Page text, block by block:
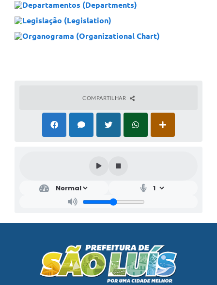
Departamentos (Departments)
Legislação (Legislation)
Organograma (Organizational Chart)
COMPARTILHAR